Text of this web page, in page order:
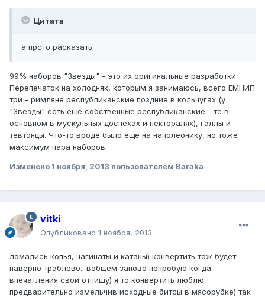
Цитата
а прсто расказать
99% наборов "Звезды" - это их оригинальные разработки.
Перепечаток на холодняк, которым я занимаюсь, всего ЕМНИП
три - римляне республиканские поздние в кольчугах (у
"Звезды" есть ещё собственные республиканские - те в
основном в мускульных доспехах и пекторалях), галлы и
тевтонцы. Что-то вроде было ещё на наполеонику, но тоже
максимум пара наборов.
Изменено 1 ноября, 2013 пользователем Baraka
vitki
Опубликовано 1 ноября, 2013
ломались копья, нагинаты и катаны) конвертить тож будет
наверно траблово.. вобщем заново попробую когда
впечатления свои отпишу) я то конвертить люблю
предварительно измельчив исходные битсы в мясорубке) так